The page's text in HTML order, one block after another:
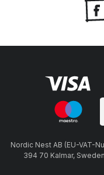
Nordic Nest AB (EU-VAT-
394 70 Kalmar,